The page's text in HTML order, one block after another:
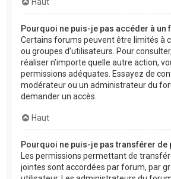
Haut
Pourquoi ne puis-je pas accéder à un
Certains forums peuvent être limités à
ou groupes d’utilisateurs. Pour
réaliser n’importe quelle autre action,
permissions adéquates. Essayez de
modérateur ou un administrateur du
demander un accès.
Haut
Pourquoi ne puis-je pas transférer de
Les permissions permettant de
jointes sont accordées par forum, par